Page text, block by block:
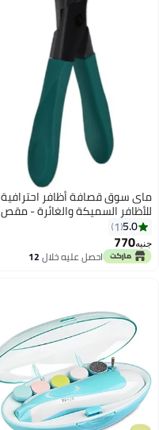
ماى سوق قصافة أظافر احترافية
للأظافر السميكة والغائرة - مقص
أظافر حاد من الفولاذ المقاوم للصدأ
مع غطاء واقي.
5.0
1
جنيه770
احصل عليه خلال12
اغسطس